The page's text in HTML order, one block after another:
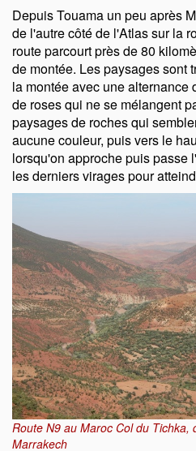
Depuis Touama un peu après
de l'autre côté de l'Atlas sur la
route parcourt près de 80
de montée. Les paysages sont
la montée avec une alternance
de roses qui ne se mélangent
paysages de roches qui
aucune couleur, puis vers le
lorsqu'on approche puis passe
les derniers virages pour
Route N9 au Maroc Col du Tichka,
Marrakech